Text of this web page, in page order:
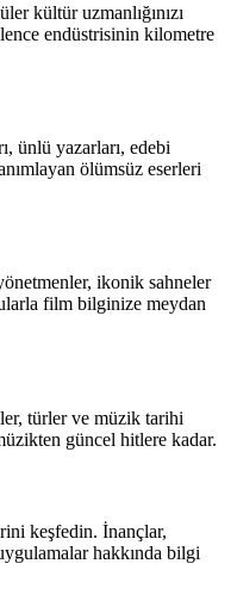
kültür uzmanlığınızı
endüstrisinin kilometre
ünlü yazarları, edebi
ölümsüz eserleri
ikonik sahneler
film bilginize meydan
türler ve müzik tarihi
güncel hitlere kadar.
keşfedin. İnançlar,
hakkında bilgi